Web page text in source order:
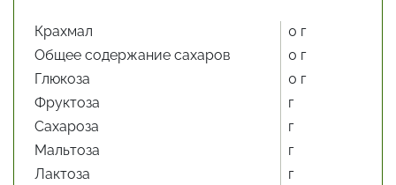
Крахмал
0 г
Общее содержание сахаров
0 г
Глюкоза
0 г
Фруктоза
г
Сахароза
г
Мальтоза
г
Лактоза
г